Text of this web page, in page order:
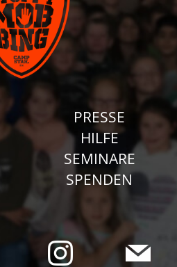
PRESSE
HILFE
SEMINARE
SPENDEN